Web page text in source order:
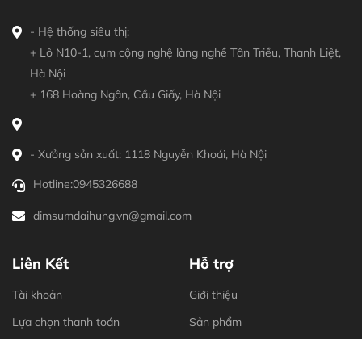
- Hệ thống siêu thị:
+ Lô N10-1, cụm cộng nghệ làng nghề Tân Triều, Thanh Liệt,
Hà Nội
+ 168 Hoàng Ngân, Cầu Giấy, Hà Nội
- Xưởng sản xuất: 1118 Nguyễn Khoái, Hà Nội
Hotline:0945326688
dimsumdaihung.vn@gmail.com
Liên Kết
Tài khoản
Lựa chọn thanh toán
Hỗ trợ
Giới thiệu
Sản phẩm